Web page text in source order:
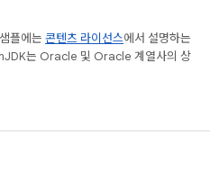
플에는 콘텐츠 라이선스에서 설명하는
는 Oracle 및 Oracle 계열사의 상